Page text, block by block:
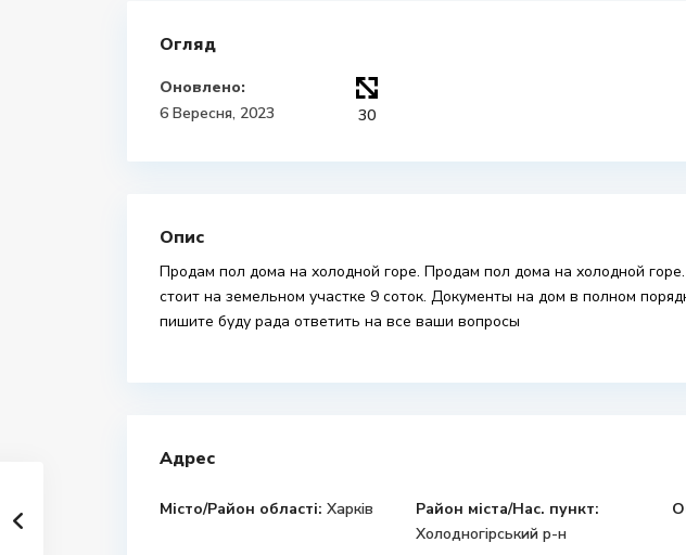
Огляд
Оновлено:
6 Вересня, 2023
30
Опис
Продам пол дома на холодной горе. Продам пол дома на холодной
стоит на земельном участке 9 соток. Документы на дом в полном
пишите буду рада ответить на все ваши вопросы
Адрес
Місто/Район області: Харків
Район міста/Нас. пункт:
Холодногірський р-н